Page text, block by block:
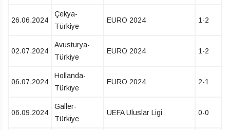
26.06.2024
Çekya-
Türkiye
EURO 2024 1-2
02.07.2024
Avusturya-
Türkiye
EURO 2024 1-2
06.07.2024
Hollanda-
Türkiye
EURO 2024 2-1
06.09.2024
Galler-
Türkiye
UEFA Uluslar Ligi 0-0